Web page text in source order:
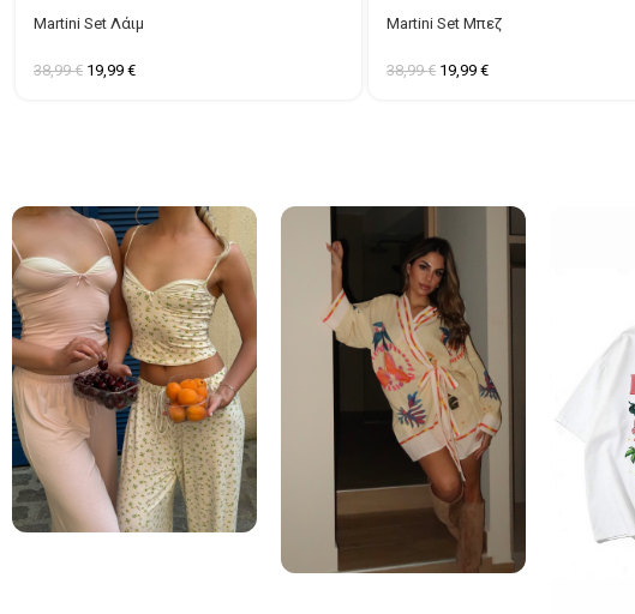
Martini Set Λάιμ
38,99€ 19,99 €
Martini Set Μπεζ
38,99€ 19,99€